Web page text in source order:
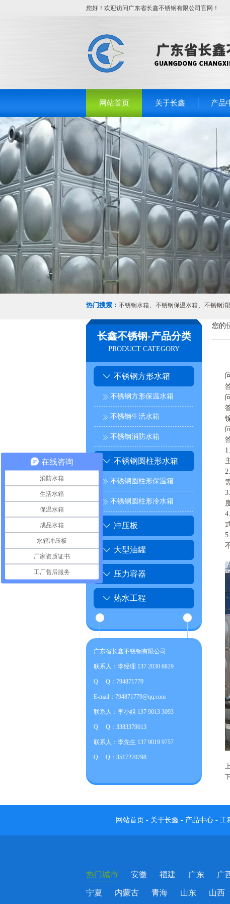
您好！欢迎访问广东省长鑫不锈钢有限公司官网！
网站首页 关于长鑫 产品
热门搜索： 不锈钢水箱、 不锈钢保温水箱、 不锈钢消
长鑫不锈钢-产品分类
PRODUCT CATEGORY
不锈钢方形水箱
不锈钢方形保温水箱
不锈钢生活水箱
不锈钢消防水箱
不锈钢圆柱形水箱
不锈钢圆柱形保温箱
不锈钢圆柱形冷水箱
冲压板
大型油罐
压力容器
热水工程
广东省长鑫不锈钢有限公司
联系人：李经理 137 2830 6829
Q Q：794871779
E-mail：794871779@qq.com
联系人：李小姐 137 9013 3093
Q Q：3383379613
联系人：李先生 137 9019 9757
Q Q：3517270798
您的
网站首页 - 关于长鑫 - 产品中心 - 工
热门城市 安徽 福建 广东 广
宁夏 内蒙古 青海 山东 山西
在线咨询
消防水箱
生活水箱
保温水箱
成品水箱
水箱冲压板
厂家资质证书
工厂售后服务